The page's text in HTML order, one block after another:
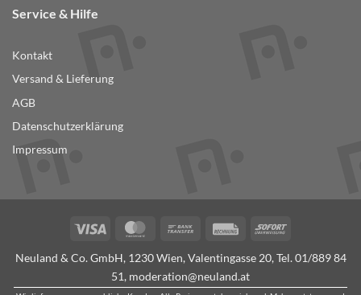
Service & Hilfe
Kontakt
Versand & Lieferung
AGB
Datenschutzerklärung
Impressum
Visa MasterCardBank
RechungSofort
Neuland & Co. GmbH, 1230 Wien, Valentingasse 20, Tel.01/889 84
51, moderation@neuland.at